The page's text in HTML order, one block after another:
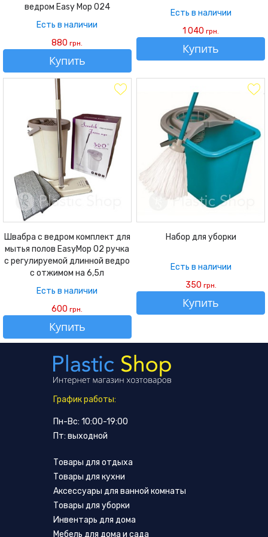
ведром Easy Mop 024
Есть в наличии
880грн.
Купить
Есть в наличии
1 040грн.
Купить
Швабра с ведром комплект для
мытья полов EasyMop 02 ручка
с регулируемой длинной ведро
с отжимом на 6,5л
Есть в наличии
600грн.
Купить
Набор для уборки
Есть в наличии
350 грн.
Купить
График работы:
Пн-Вс: 10:00-19:00
Пт: выходной
Товары для отдыха
Товары для кухни
Аксессуары для ванной комнаты
Товары для уборки
Инвентарь для дома
Мебель для дома и сада